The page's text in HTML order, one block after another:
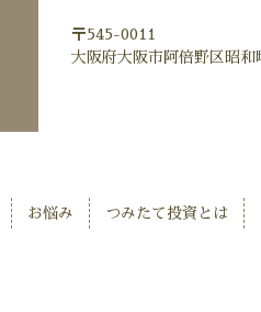
〒545-0011
大阪府大阪市阿倍野区昭
お悩み つみたて投資とは